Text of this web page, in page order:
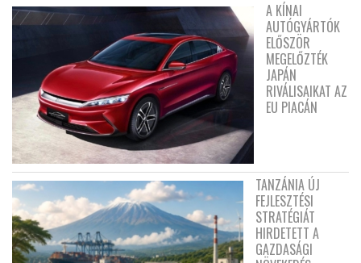
A KÍNAI
AUTÓGYÁRTÓK
ELŐSZÖR
MEGELŐZTÉK
JAPÁN
RIVÁLISAIKAT AZ
EU PIACÁN
TANZÁNIA ÚJ
FEJLESZTÉSI
STRATÉGIÁT
HIRDETETT A
GAZDASÁGI